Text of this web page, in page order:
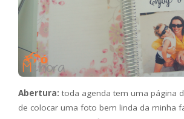
Abertura: toda agenda tem uma página
de colocar uma foto bem linda da minha